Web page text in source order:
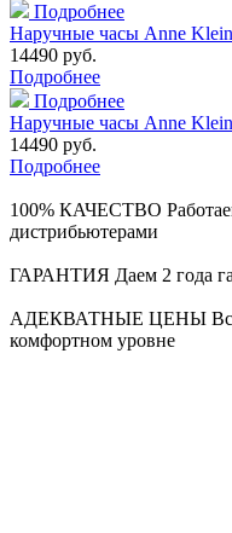
Подробнее
Наручные часы Anne
14490 руб.
Подробнее
Подробнее
Наручные часы Anne
14490 руб.
Подробнее
100% КАЧЕСТВО
дистрибьютерами
ГАРАНТИЯ Даем 2 года
АДЕКВАТНЫЕ ЦЕНЫ
комфортном уровне